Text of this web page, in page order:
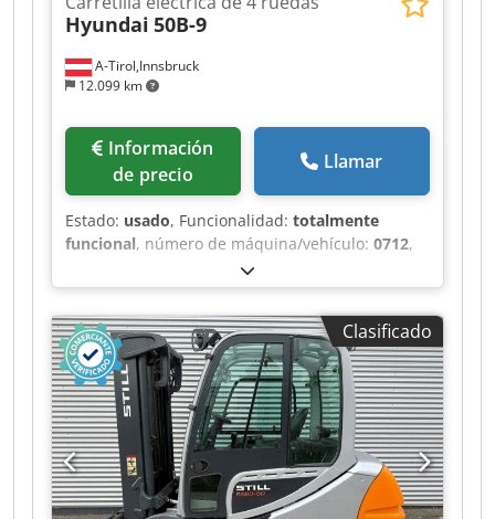
A-Tirol,Innsbruck
12.099 km
Hyundai 50B-9
de precio
Llamar
Estado: usado, Funcionalidad: totalmente
funcional, número de máquina/vehículo: 0712,
2022, horas de
funcionamiento:304 h, capacidad de carga:
5.000 kg, altura de elevación:5.962 mm,
ascensor libre:1.617 mm, tipo de combustible:
eléctrico, tipo de mástil:triple , altura de
construcción:2.840 mm, anchura del
portahorquillas:1.376 mm, longitud de la
horquilla: 1.200 mm, peso en vacío:8.150 kg,
longitud total:4.260 mm, tipo de accionamiento:
Elektro, ancho de construcción:1.424 mm,
Carretilla elevadora eléctrica de 4 ruedas
Clasificado